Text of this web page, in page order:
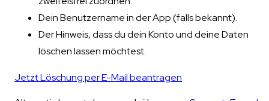
Dein Benutzername in der App (falls bekannt).
Der Hinweis, dass du dein Konto und deine Daten
löschen lassen möchtest.
Jetzt Löschung per E-Mail beantragen